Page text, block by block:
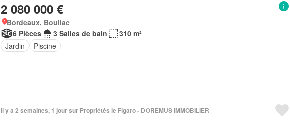
2 080 000 €
Bordeaux, Bouliac
6 Pièces
3 Salles de bain
310 m²
Jardin
Piscine
Il y a 2 semaines, 1 jour sur Propriétés le Figaro - DOREMUS IMMOBILIER